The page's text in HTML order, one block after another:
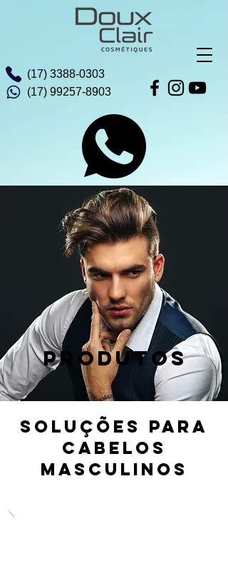
(17) 3388-0303
(17) 99257-8903
PRODUTOS
SOLUÇÕES PARA
cabelos
masculinos